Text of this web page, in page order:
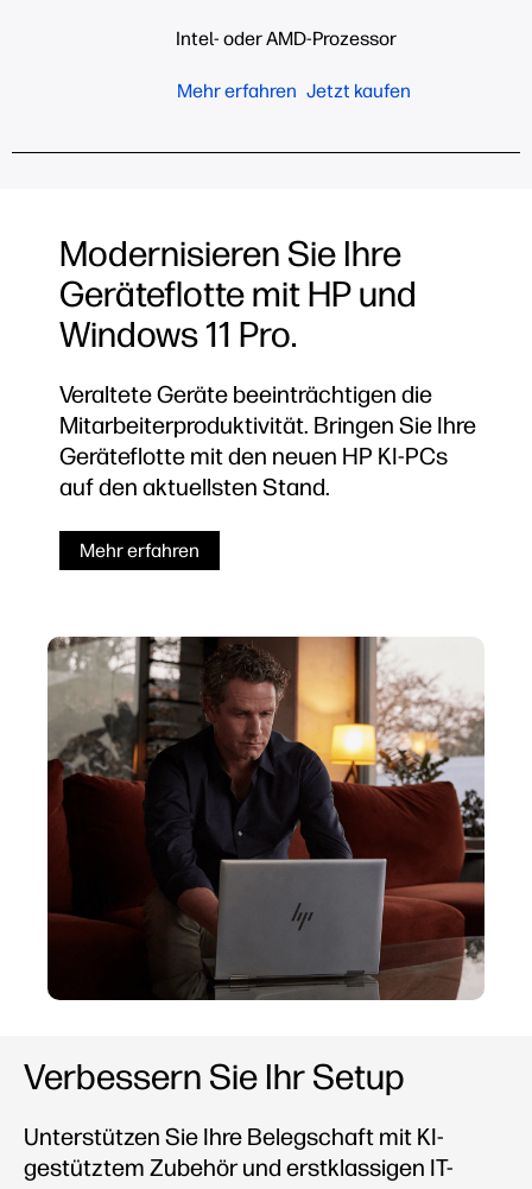
Intel- oder AMD-Prozessor
Mehr erfahren Jetzt kaufen
Modernisieren Sie Ihre
Geräteflotte mit HP und
Windows 11 Pro.
Veraltete Geräte beeinträchtigen die
Mitarbeiterproduktivität. Bringen Sie Ihre
Geräteflotte mit den neuen HP KI-PCs
auf den aktuellsten Stand.
Mehr erfahren
Verbessern Sie Ihr Setup
Unterstützen Sie Ihre Belegschaft mit KI-
gestütztem Zubehör und erstklassigen IT-